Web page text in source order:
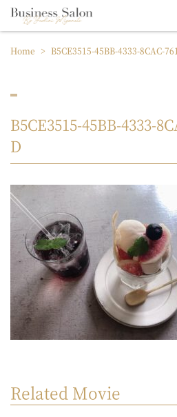
Home > B5CE3515-45BB-4333-8CAC-
B5CE3515-45BB-4333-
D
Related Movie